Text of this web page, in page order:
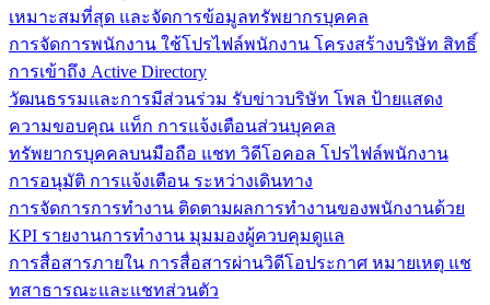
เหมาะสมที่สุด และจัดการข้อมูลทรัพยากรบุคคล
การจัดการพนักงาน ใช้โปรไฟล์พนักงาน โครงสร้างบริษัท สิทธิ์
การเข้าถึง Active Directory
วัฒนธรรมและการมีส่วนร่วม รับข่าวบริษัท โพล ป้ายแสดง
ความขอบคุณ แท็ก การแจ้งเตือนส่วนบุคคล
ทรัพยากรบุคคลบนมือถือ แชท วิดีโอคอล โปรไฟล์พนักงาน
การอนุมัติ การแจ้งเตือน ระหว่างเดินทาง
การจัดการการทำงาน ติดตามผลการทำงานของพนักงานด้วย
KPI รายงานการทำงาน มุมมองผู้ควบคุมดูแล
การสื่อสารภายใน การสื่อสารผ่านวิดีโอประกาศ หมายเหตุ แช
ทสาธารณะและแชทส่วนตัว